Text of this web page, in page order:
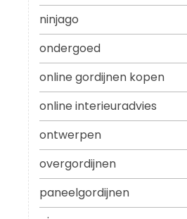
ninjago
ondergoed
online gordijnen kopen
online interieuradvies
ontwerpen
overgordijnen
paneelgordijnen